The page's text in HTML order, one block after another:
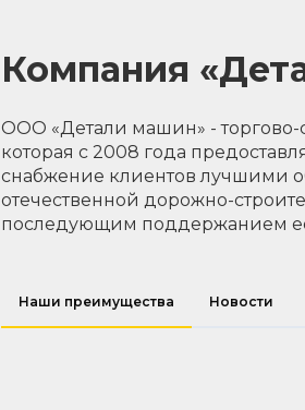
Компания
ООО «Детали машин» - торгово-
которая с 2008 года
снабжение клиентов лучшими
отечественной дорожно-
последующим поддержанием
Наши преимущества Новости